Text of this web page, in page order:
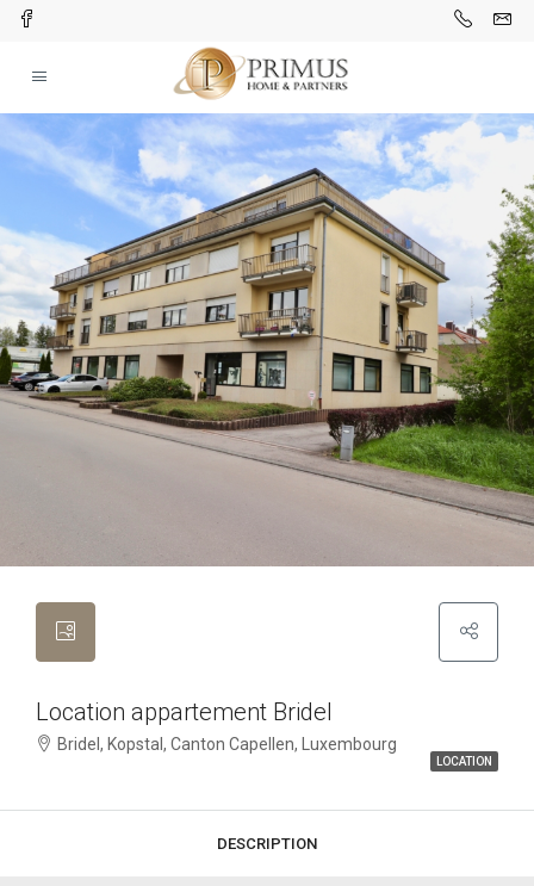
Location appartement Bridel
Bridel, Kopstal, Canton Capellen, Luxembourg
LOCATION
DESCRIPTION